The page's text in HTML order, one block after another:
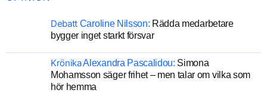
Debatt Caroline Nilsson: Rädda medarbetare
bygger inget starkt försvar
KrönikaAlexandra Pascalidou: Simona
Mohamsson säger frihet – men talar om vilka som
hör hemma